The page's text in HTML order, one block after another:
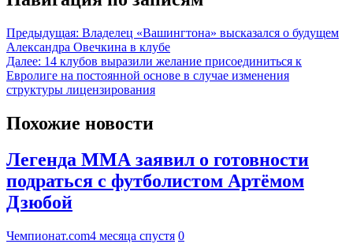
Предыдущая: Владелец «Вашингтона» высказался о будущем
Александра Овечкина в клубе
Далее: 14 клубов выразили желание присоединиться к
Евролиге на постоянной основе в случае изменения
структуры лицензирования
Похожие новости
Легенда ММА заявил о готовности
подраться с футболистом Артёмом
Дзюбой
Чемпионат.com4 месяца спустя 0